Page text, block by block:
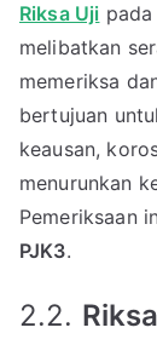
Riksa Uji
melibatkan
memeriksa
bertujuan
keausan,
menurunkan
Pemeriksaan
PJK3.
2.2.